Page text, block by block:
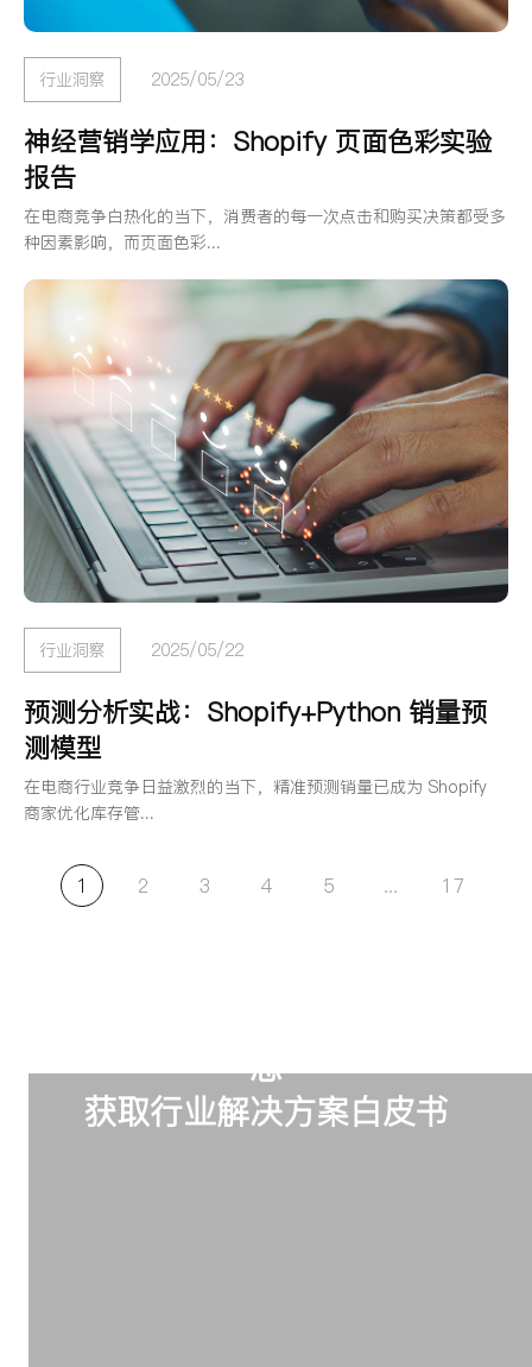
行业洞察 2025/05/23
神经营销学应用：Shopify 页面色彩实验
报告
在电商竞争白热化的当下，消费者的每一次点击和购买决策都受多
种因素影响，而页面色彩...
行业洞察 2025/05/22
预测分析实战：Shopify+Python 销量预
测模型
在电商行业竞争日益激烈的当下，精准预测销量已成为 Shopify
商家优化库存管...
1 2 3 4 5 ... 17
态
获取行业解决方案白皮书